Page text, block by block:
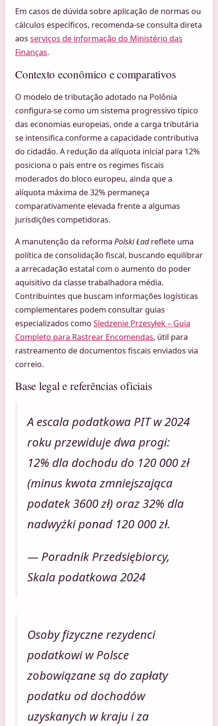
Em casos de dúvida sobre aplicação de normas ou
cálculos específicos, recomenda-se consulta direta
aos serviços de informação do Ministério das
Finanças.
Contexto econômico e comparativos
O modelo de tributação adotado na Polônia
configura-se como um sistema progressivo típico
das economias europeias, onde a carga tributária
se intensifica conforme a capacidade contributiva
do cidadão. A redução da alíquota inicial para 12%
posiciona o país entre os regimes fiscais
moderados do bloco europeu, ainda que a
alíquota máxima de 32% permaneça
comparativamente elevada frente a algumas
jurisdições competidoras.
A manutenção da reforma Polski Ładreflete uma
política de consolidação fiscal, buscando equilibrar
a arrecadação estatal com o aumento do poder
aquisitivo da classe trabalhadora média.
Contribuintes que buscam informações logísticas
complementares podem consultar guias
especializados como Sledzenie Przesyłek – Guia
Completo para Rastrear Encomendas, útil para
rastreamento de documentos fiscais enviados via
correio.
Base legal e referências oficiais
A escala podatkowa PIT w 2024
roku przewiduje dwa progi:
12% dla dochodu do 120 000 zł
(minus kwota zmniejszająca
podatek 3600 zł) oraz 32% dla
nadwyżki ponad 120 000 zł.
— Poradnik Przedsiębiorcy,
Skala podatkowa 2024
Osoby fizyczne rezydenci
podatkowi w Polsce
zobowiązane są do zapłaty
podatku od dochodów
uzyskanych w kraju i za